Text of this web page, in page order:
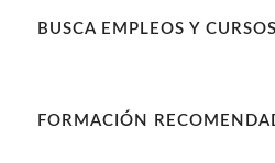
BUSCA EMPLEOS Y
FORMACIÓN